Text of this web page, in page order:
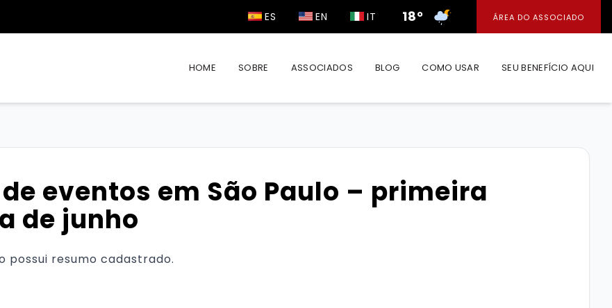
São Paulo ES EN IT 18° ÁREA DO ASSOCIADO
HOME SOBRE ASSOCIADOS BLOG COMO USAR SEU BENEFÍCIO AQUI
eventos em São Paulo – primeira
de junho
possui resumo cadastrado.